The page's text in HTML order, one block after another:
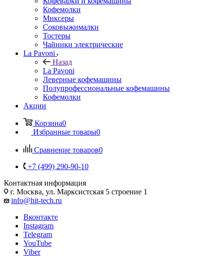
Кофемолки
Миксеры
Соковыжималки
Тостеры
Чайники электрические
La Pavoni
Назад
La Pavoni
Леверные кофемашины
Полупрофессиональные кофемашины
Кофемолки
Акции
Корзина0
Избранные товары0
Сравнение товаров0
+7 (499) 290-90-10
Контактная информация
г. Москва, ул. Марксистская 5 строение 1
info@hit-tech.ru
Вконтакте
Instagram
Telegram
YouTube
Viber